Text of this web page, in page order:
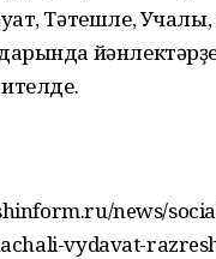
Тәтешле, Учалы,
news/
vydavat-